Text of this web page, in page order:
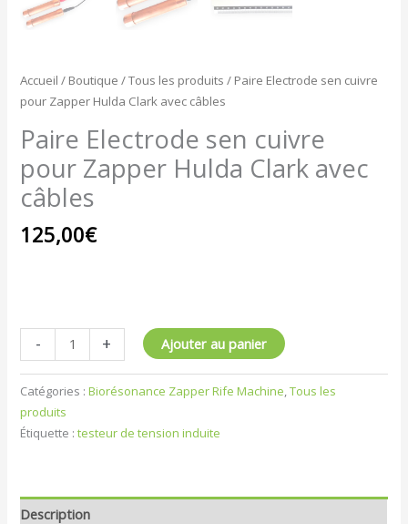
Accueil / Boutique /Tous les produits / Paire Electrode sen cuivre
pour Zapper Hulda Clark avec câbles
Paire Electrode sen cuivre
pour Zapper Hulda Clark avec
câbles
125,00€
- + Ajouter au panier
Catégories :Biorésonance Zapper Rife Machine,Tous les
produits
Étiquette :testeur de tension induite
Description